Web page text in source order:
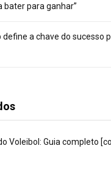
bater para ganhar”
define a chave do sucesso
Voleibol: Guia completo